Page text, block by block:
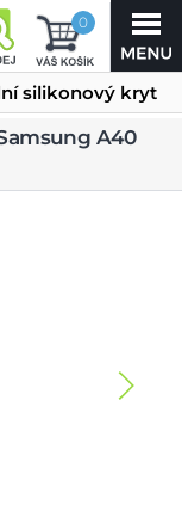
0
silikonový kryt
Samsung A40
A40